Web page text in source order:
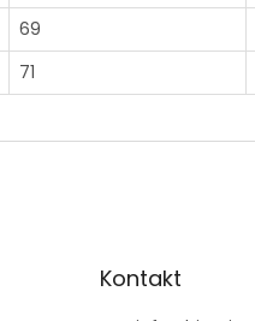
69
71
Kontakt